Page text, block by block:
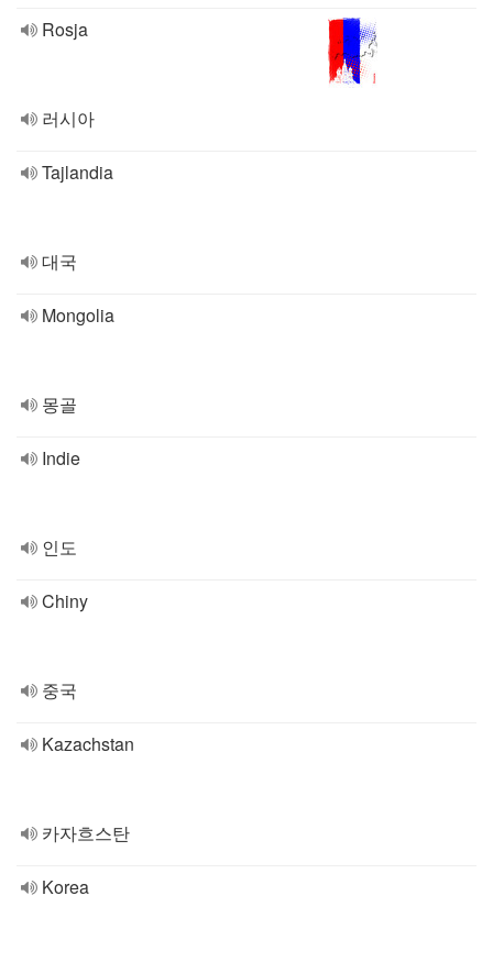
Rosja
러시아
Tajlandia
대국
Mongolia
몽골
Indie
인도
Chiny
중국
Kazachstan
카자흐스탄
Korea